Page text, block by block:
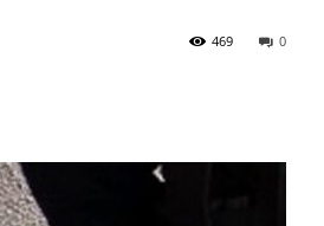
0
469